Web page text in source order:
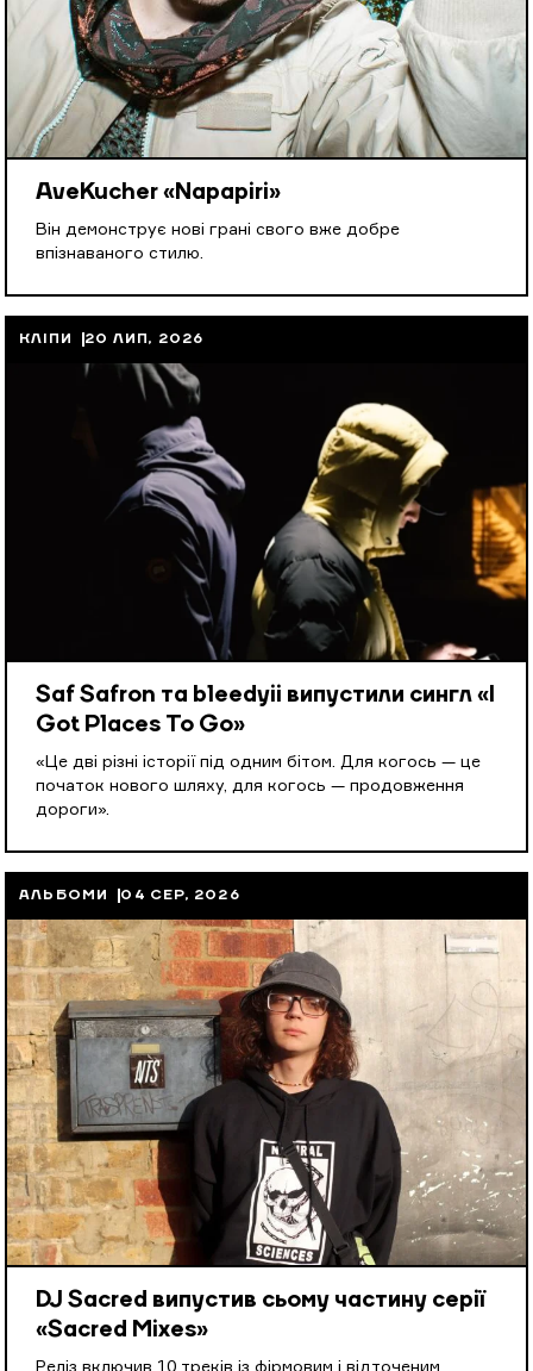
AveKucher «Napapiri»
Він демонструє нові грані свого вже добре
впізнаваного стилю.
КЛІПИ 20 ЛИП, 2026
Saf Safron та bleedyii випустили сингл «I
Got Places To Go»
«Це дві різні історії під одним бітом. Для когось — це
початок нового шляху, для когось — продовження
дороги».
АЛЬБОМИ 04 СЕР, 2026
DJ Sacred випустив сьому частину серії
«Sacred Mixes»